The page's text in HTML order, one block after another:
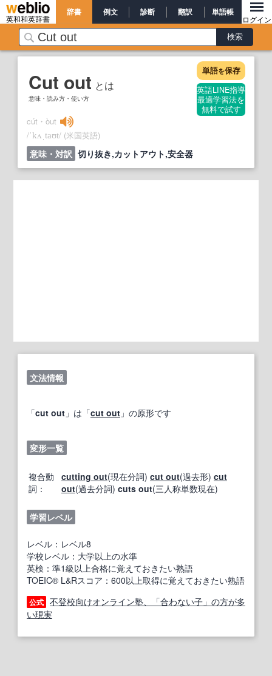
英和和英辞書
辞書 例文 診断 翻訳 単語帳
ログイン
Cut out とは
意味・読み方・使い方
単語を保存
英語LINE指導
最適学習法を
無料で試す
cút・òut
/ˈkʌˌtaʊt/ (米国英語)
意味・対訳 切り抜き,カットアウト,安全器
文法情報
「cut out 」は「cut out 」の原形です
変形一覧
複合動
詞：
cutting out(現在分詞) cut out(過去形) cut
out(過去分詞) cuts out(三人称単数現在)
学習レベル
レベル：レベル8
学校レベル：大学以上の水準
英検：準1級以上合格に覚えておきたい熟語
TOEIC® L&Rスコア：600以上取得に覚えておきたい熟語
公式 不登校向けオンライン塾、「合わない子」の方が多
い現実